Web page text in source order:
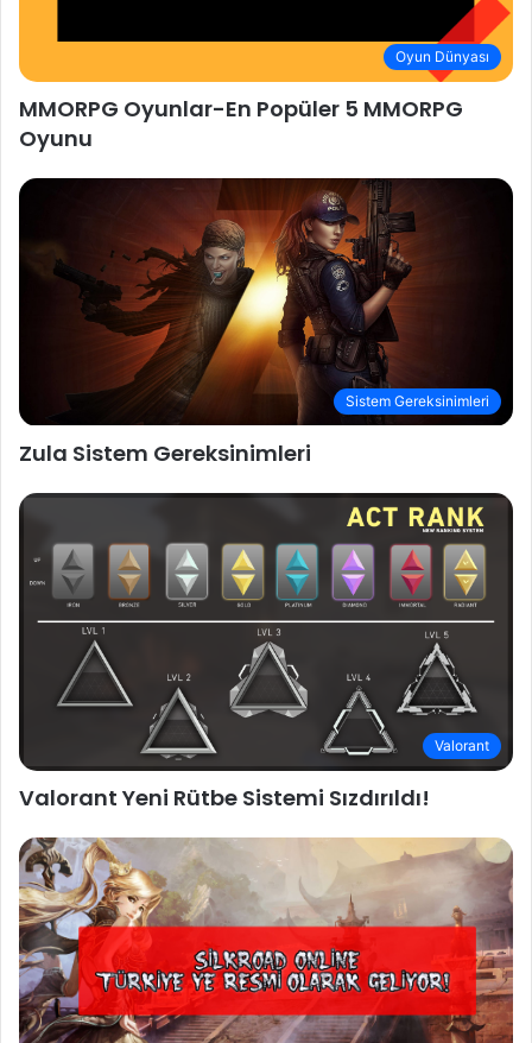
Oyun Dünyası
MMORPG Oyunlar-En Popüler 5 MMORPG
Oyunu
Sistem Gereksinimleri
Zula Sistem Gereksinimleri
Valorant
Valorant Yeni Rütbe Sistemi Sızdırıldı!